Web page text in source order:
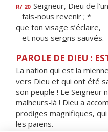
R/ 20 Seigneur, Dieu de
fais-nous revenir ; *
que ton visage s’éclaire,
et nous serons sauvés.
PAROLE DE DIEU :
La nation qui est la
vers Dieu et qui ont été
son peuple ! Le Seigneur
malheurs-là ! Dieu a
prodiges magnifiques,
les païens.